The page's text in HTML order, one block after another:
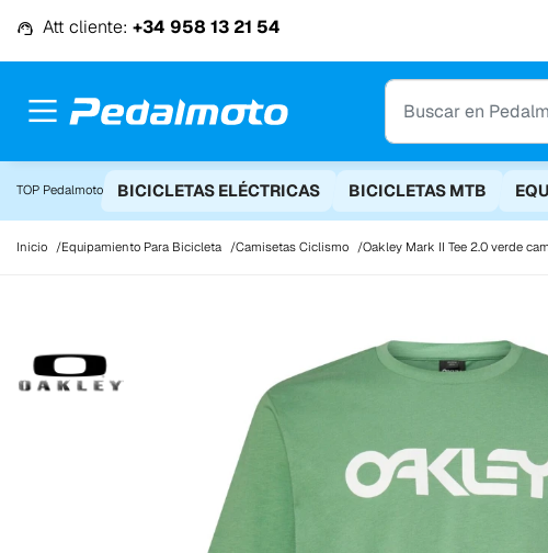
Att cliente: +34 958 13 21 54
TOP Pedalmoto BICICLETAS ELÉCTRICAS BICICLETAS MTB
Inicio Equipamiento Para Bicicleta Camisetas Ciclismo Oakley Mark II Tee 2.0 verde